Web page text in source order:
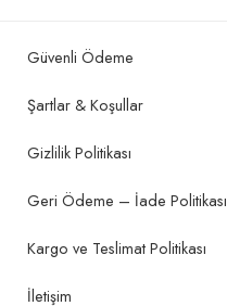
Güvenli Ödeme
Şartlar & Koşullar
Gizlilik Politikası
Geri Ödeme – İade Politikası
Kargo ve Teslimat Politikası
İletişim